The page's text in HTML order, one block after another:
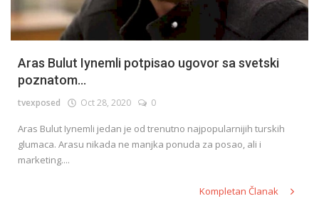
Aras Bulut Iynemli potpisao ugovor sa svetski
poznatom...
tvexposed Oct 28, 2020 0
Aras Bulut Iynemli jedan je od trenutno najpopularnijih turskih
glumaca. Arasu nikada ne manjka ponuda za posao, ali i
marketing....
Kompletan Članak